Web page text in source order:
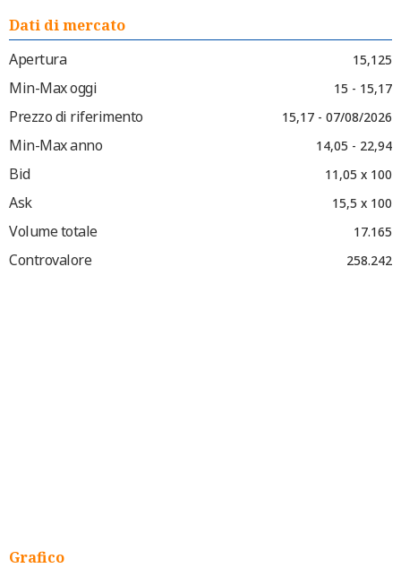
Dati di mercato
Apertura
15,125
Min-Max oggi 15 - 15,17
Prezzo di riferimento 15,17 - 07/08/2026
Min-Max anno 14,05 - 22,94
Bid 11,05 x 100
Ask 15,5 x 100
Volume totale 17.165
Controvalore 258.242
Grafico